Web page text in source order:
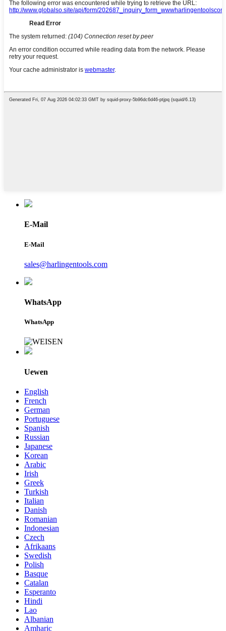
E-Mail
E-Mail
sales@harlingentools.com
WhatsApp
WhatsApp
Uewen
English
French
German
Portuguese
Spanish
Russian
Japanese
Korean
Arabic
Irish
Greek
Turkish
Italian
Danish
Romanian
Indonesian
Czech
Afrikaans
Swedish
Polish
Basque
Catalan
Esperanto
Hindi
Lao
Albanian
Amharic